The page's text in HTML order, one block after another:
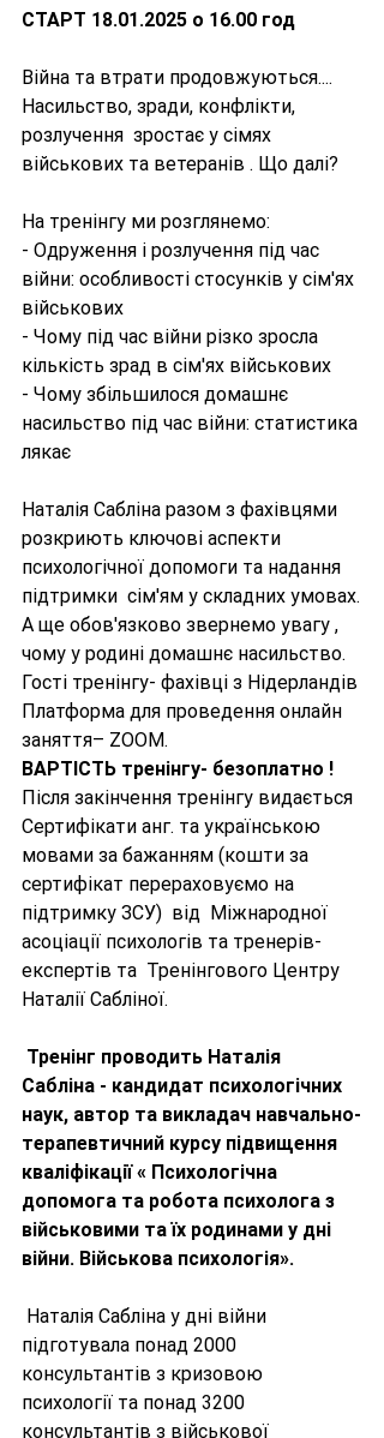
СТАРТ 18.01.2025 о 16.00 год
Війна та втрати продовжуються....
Насильство, зради, конфлікти,
розлучення  зростає у сімях
військових та ветеранів . Що далі?
На тренінгу ми розглянемо:
- Одруження і розлучення під час
війни: особливості стосунків у сім'ях
військових
- Чому під час війни різко зросла
кількість зрад в сім'ях військових
- Чому збільшилося домашнє
насильство під час війни: статистика
лякає
Наталія Сабліна разом з фахівцями
розкриють ключові аспекти
психологічної допомоги та надання
підтримки  сім'ям у складних умовах.
А ще обов'язково звернемо увагу ,
чому у родині домашнє насильство.
Гості тренінгу- фахівці з Нідерландів
Платформа для проведення онлайн
заняття– ZOOM.
ВАРТІСТЬ тренінгу- безоплатно !
Після закінчення тренінгу видається
Сертифікати анг. та українською
мовами за бажанням (кошти за
сертифікат перераховуємо на
підтримку ЗСУ)  від  Міжнародної
асоціації психологів та тренерів-
експертів та  Тренінгового Центру
Наталії Сабліної.
Тренінг проводить Наталія
Сабліна - кандидат психологічних
наук, автор та викладач навчально-
терапевтичний курсу підвищення
кваліфікації « Психологічна
допомога та робота психолога з
військовими та їх родинами у дні
війни. Військова психологія».
Наталія Сабліна у дні війни
підготувала понад 2000
консультантів з кризовою
психології та понад 3200
консультантів з військової